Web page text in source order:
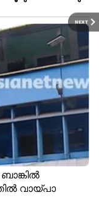
NEXT
ഈ